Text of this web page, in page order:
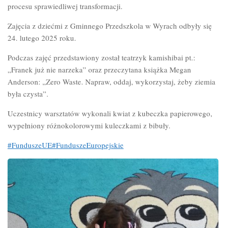
procesu sprawiedliwej transformacji.
Zajęcia z dziećmi z Gminnego Przedszkola w Wyrach odbyły się
24. lutego 2025 roku.
Podczas zajęć przedstawiony został teatrzyk kamishibai pt.:
„Franek już nie narzeka” oraz przeczytana książka Megan
Anderson: „Zero Waste. Napraw, oddaj, wykorzystaj, żeby ziemia
była czysta”.
Uczestnicy warsztatów wykonali kwiat z kubeczka papierowego,
wypełniony różnokolorowymi kuleczkami z bibuły.
#FunduszeUE#FunduszeEuropejskie